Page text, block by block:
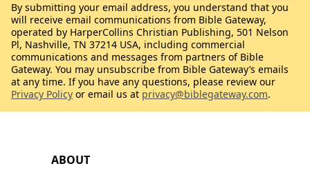
ABOUT
By submitting your email address, you understand that you
will receive email communications from Bible Gateway,
operated by HarperCollins Christian Publishing, 501 Nelson
Pl, Nashville, TN 37214 USA, including commercial
communications and messages from partners of Bible
Gateway. You may unsubscribe from Bible Gateway’s emails
at any time. If you have any questions, please review our
Privacy Policy or email us at privacy@biblegateway.com.